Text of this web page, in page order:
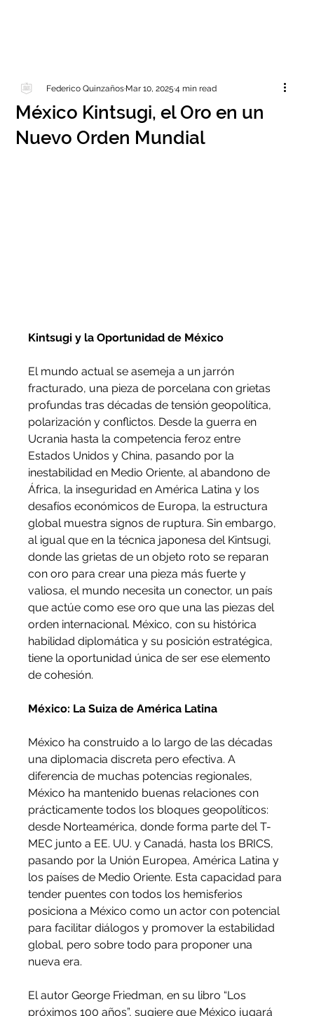
México Kintsugi, el Oro en un
Nuevo Orden Mundial
Federico QuinzañosMar 10, 20254 min read
Kintsugi y la Oportunidad de México
El mundo actual se asemeja a un jarrón
fracturado, una pieza de porcelana con grietas
profundas tras décadas de tensión geopolítica,
polarización y conflictos. Desde la guerra en
Ucrania hasta la competencia feroz entre
Estados Unidos y China, pasando por la
inestabilidad en Medio Oriente, al abandono de
África, la inseguridad en América Latina y los
desafíos económicos de Europa, la estructura
global muestra signos de ruptura. Sin embargo,
al igual que en la técnica japonesa del Kintsugi,
donde las grietas de un objeto roto se reparan
con oro para crear una pieza más fuerte y
valiosa, el mundo necesita un conector, un país
que actúe como ese oro que una las piezas del
orden internacional. México, con su histórica
habilidad diplomática y su posición estratégica,
tiene la oportunidad única de ser ese elemento
de cohesión.
México: La Suiza de América Latina
México ha construido a lo largo de las décadas
una diplomacia discreta pero efectiva. A
diferencia de muchas potencias regionales,
México ha mantenido buenas relaciones con
prácticamente todos los bloques geopolíticos:
desde Norteamérica, donde forma parte del T-
MEC junto a EE. UU. y Canadá, hasta los BRICS,
pasando por la Unión Europea, América Latina y
los países de Medio Oriente. Esta capacidad para
tender puentes con todos los hemisferios
posiciona a México como un actor con potencial
para facilitar diálogos y promover la estabilidad
global, pero sobre todo para proponer una
nueva era.
El autor George Friedman, en su libro “Los
próximos 100 años”, sugiere que México jugará